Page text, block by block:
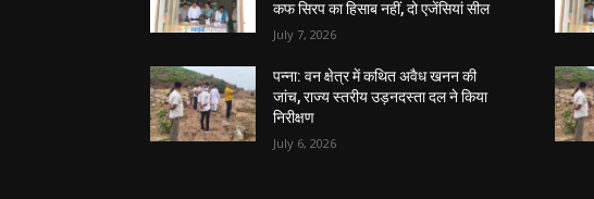
कफ सिरप का हिसाब नहीं, दो एजेंसियां सील
July 7, 2026
पन्ना: वन क्षेत्र में कथित अवैध खनन की
जांच, राज्य स्तरीय उड़नदस्ता दल ने किया
निरीक्षण
July 6, 2026